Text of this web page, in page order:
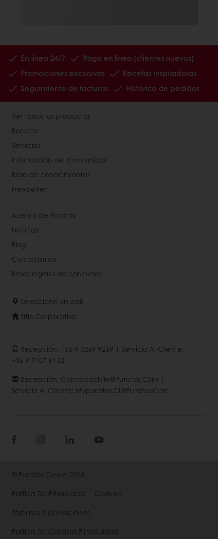
En línea 24/7
Pago en línea (clientes nuevos)
Promociones exclusivas
Recetas inspiradoras
Seguimiento de facturas
Histórico de pedidos
Ver todos los productos
Recetas
Servicios
Información del Consumidor
Base de conocimientos
Newsletter
Acerca de Puratos
Noticias
Blog
Contactanos
Bases legales de concursos
Seleccione un país
Sitio Corporativo
Recepción: +56 9 3269 9269 | Servicio Al Cliente:
+56 9 7107 8132
Recepción: Contactochile@puratos.com |
Servicio Al Cliente: Mypuratos.cl@puratos.com
© Puratos Group 2026
Política De Privacidad
Cookies
Términos Y Condiciones
Política De Calidad E Inocuidad